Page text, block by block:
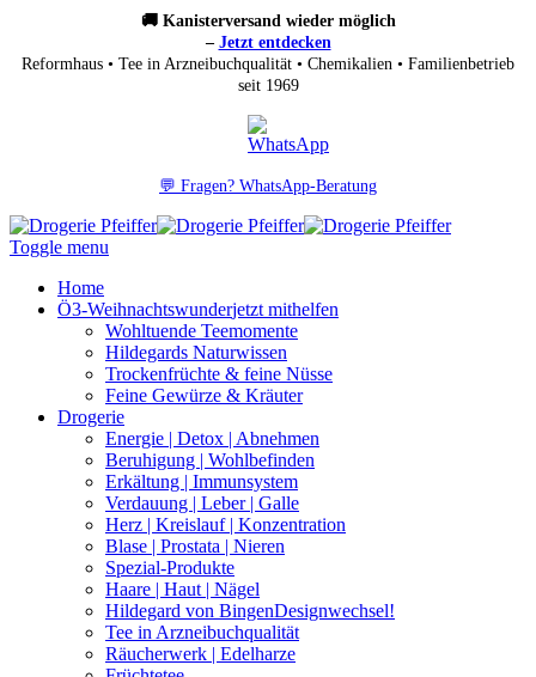
🚚 Kanisterversand wieder möglich
– Jetzt entdecken
Reformhaus • Tee in Arzneibuchqualität • Chemikalien • Familienbetrieb
seit 1969
💬 Fragen? WhatsApp-Beratung
Toggle menu
Home
Ö3-Weihnachtswunderjetzt mithelfen
Wohltuende Teemomente
Hildegards Naturwissen
Trockenfrüchte & feine Nüsse
Feine Gewürze & Kräuter
Drogerie
Energie | Detox | Abnehmen
Beruhigung | Wohlbefinden
Erkältung | Immunsystem
Verdauung | Leber | Galle
Herz | Kreislauf | Konzentration
Blase | Prostata | Nieren
Spezial-Produkte
Haare | Haut | Nägel
Hildegard von BingenDesignwechsel!
Tee in Arzneibuchqualität
Räucherwerk | Edelharze